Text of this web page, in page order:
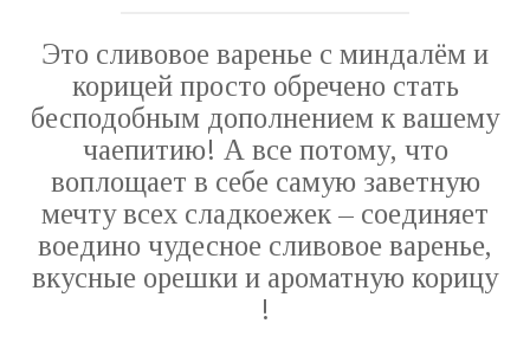
Это сливовое варенье с миндалём и
корицей просто обречено стать
бесподобным дополнением к вашему
чаепитию! А все потому, что
воплощает в себе самую заветную
мечту всех сладкоежек – соединяет
воедино чудесное сливовое варенье,
вкусные орешки и ароматную корицу
!